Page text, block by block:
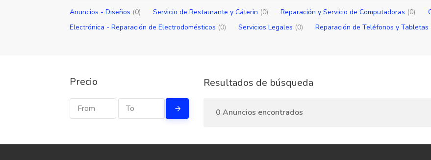
Anuncios - Diseño​s (0) Servicio de Restaurante y Cáterin (0) Reparación y Servicio de Computadoras (0)
Electrónica - Reparación de Electrodomésticos (0) Servicios Legales (0) Reparación de Teléfonos y Tabletas
Precio Resultados de búsqueda
0 Anuncios encontrados